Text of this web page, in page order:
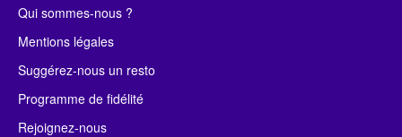
Qui sommes-nous ?
Mentions légales
Suggérez-nous un resto
Programme de fidélité
Rejoignez-nous